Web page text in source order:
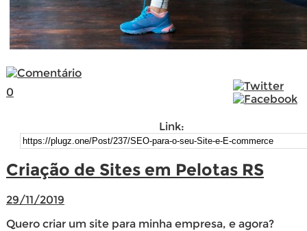
0
Link:
Criação de Sites em Pelotas RS
29/11/2019
Quero criar um site para minha empresa, e agora?